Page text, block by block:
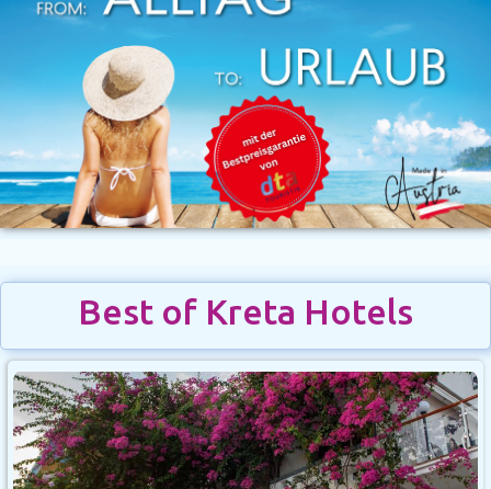
Best of Kreta Hotels